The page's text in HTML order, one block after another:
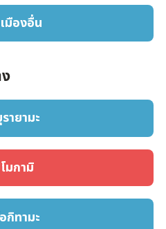
มืองอื่น
ายามะ
มกามิ
กิทามะ